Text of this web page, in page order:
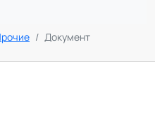
Документ